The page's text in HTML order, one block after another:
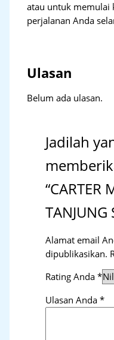
atau untuk memulai
perjalanan Anda
Ulasan
Belum ada ulasan.
Jadilah
“CARTER
TANJUNG
Alamat email
dipublikasikan.
Rating Anda*
Ulasan Anda*